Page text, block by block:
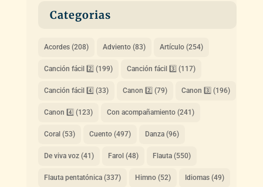
Categorias
Acordes(208) Adviento(83) Artículo(254)
Canción fácil 2️⃣ (199) Canción fácil 3️⃣ (117)
Canción fácil 4️⃣ (33) Canon 2️⃣ (79) Canon 3️⃣ (196)
Canon 4️⃣ (123) Con acompañamiento(241)
Coral (53) Cuento(497) Danza(96)
De viva voz(41) Farol (48) Flauta(550)
Flauta pentatónica(337) Himno(52) Idiomas(49)